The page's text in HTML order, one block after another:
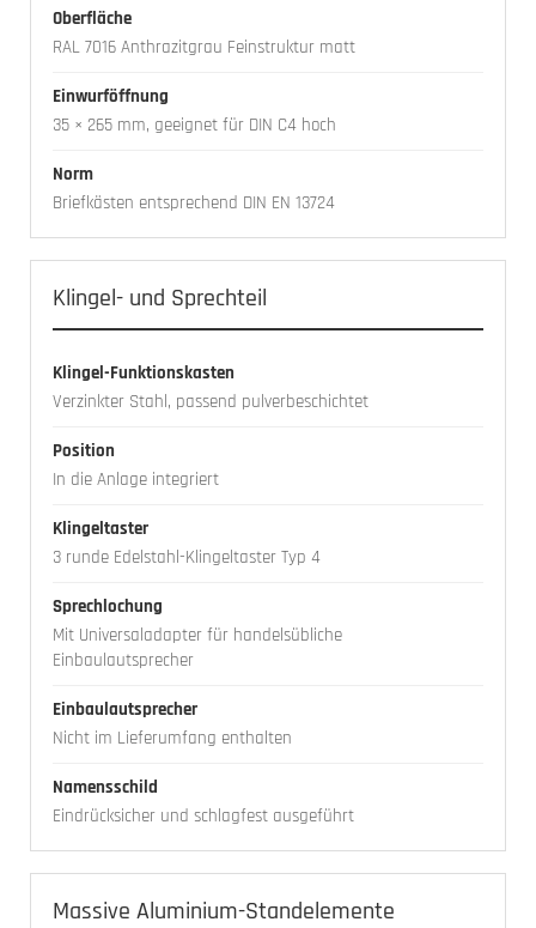
Oberfläche
RAL 7016 Anthrazitgrau Feinstruktur matt
Einwurföffnung
35 × 265 mm, geeignet für DIN C4 hoch
Norm
Briefkästen entsprechend DIN EN 13724
Klingel- und Sprechteil
Klingel-Funktionskasten
Verzinkter Stahl, passend pulverbeschichtet
Position
In die Anlage integriert
Klingeltaster
3 runde Edelstahl-Klingeltaster Typ 4
Sprechlochung
Mit Universaladapter für handelsübliche
Einbaulautsprecher
Einbaulautsprecher
Nicht im Lieferumfang enthalten
Namensschild
Eindrücksicher und schlagfest ausgeführt
Massive Aluminium-Standelemente